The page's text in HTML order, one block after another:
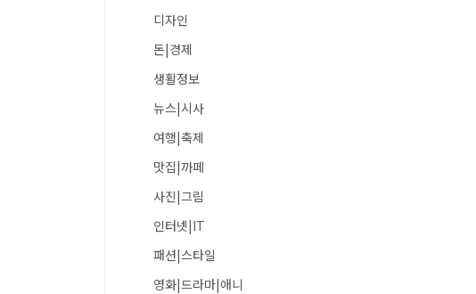
디자인
돈|경제
생활정보
뉴스|시사
여행|축제
맛집|까페
사진|그림
인터넷|IT
패션|스타일
영화|드라마|애니